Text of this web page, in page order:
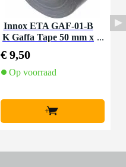
Innox ETA GAF-01-B
K Gaffa Tape 50 mm x
€ 9,50
Op voorraad
+